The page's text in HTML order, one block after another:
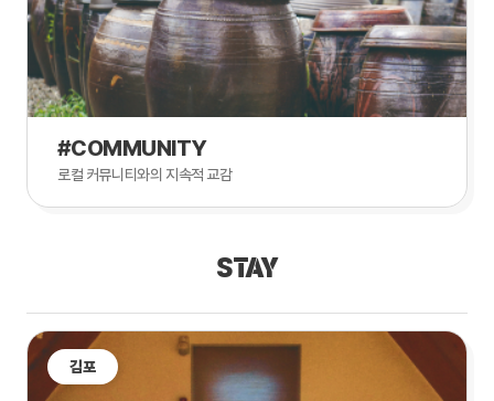
#COMMUNITY
로컬 커뮤니티와의 지속적 교감
STAY
김포